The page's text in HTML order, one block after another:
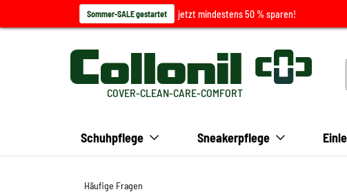
Sommer-SALE gestartet jetzt mindestens 50 % sparen!
COVER-CLEAN-CARE-COMFORT
Schuhpflege Sneakerpflege
Häufige Fragen